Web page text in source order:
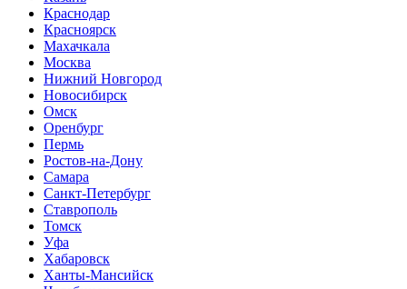
Краснодар
Красноярск
Махачкала
Москва
Нижний Новгород
Новосибирск
Омск
Оренбург
Пермь
Ростов-на-Дону
Самара
Санкт-Петербург
Ставрополь
Томск
Уфа
Хабаровск
Ханты-Мансийск